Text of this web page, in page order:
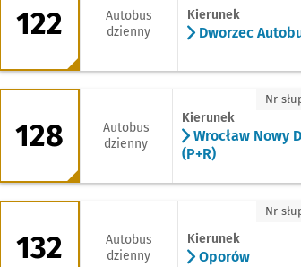
122
Autobus
dzienny
Kierunek
Dworzec
128 - kierunek Wrocław Nowy
128
Autobus
dzienny
Kierunek
Wrocław Nowy
(P+R)
Nr
132 - kierunek Oporów
132
Autobus
dzienny
Kierunek
Oporów
Nr